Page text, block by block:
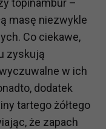
topinambur –
masę niezwykle
Co ciekawe,
zyskują
w ich
dodatek
tartego żółtego
że zapach